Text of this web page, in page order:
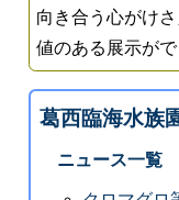
向き合う心がけ
値のある展示が
葛西臨海水族
ニュース一覧